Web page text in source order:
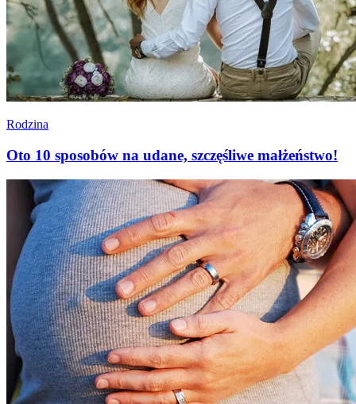
Rodzina
Oto 10 sposobów na udane, szczęśliwe małżeństwo!